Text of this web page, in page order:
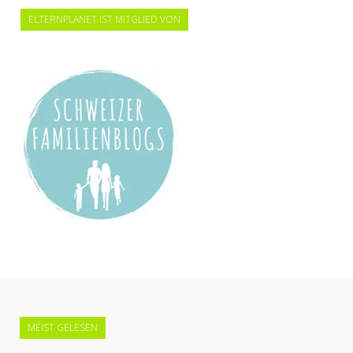
ELTERNPLANET IST MITGLIED VON
MEIST GELESEN